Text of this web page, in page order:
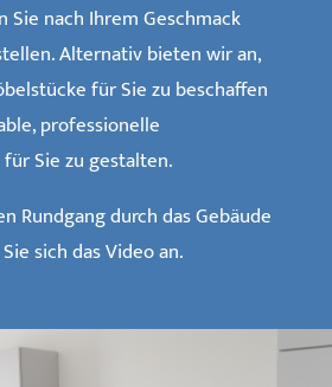
Sie nach Ihrem Geschmack
Alternativ bieten wir an,
für Sie zu beschaffen
professionelle
Sie zu gestalten.
Rundgang durch das Gebäude
sich das Video an.